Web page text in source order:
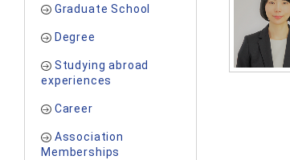
Graduate School
Degree
Studying abroad
experiences
Career
Association
Memberships